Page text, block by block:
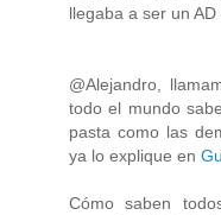
llegaba a ser un
@Alejandro,
todo el mundo
pasta como las
ya lo explique en
Cómo saben